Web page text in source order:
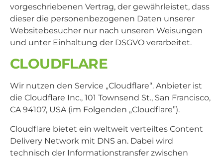
vorgeschriebenen Vertrag, der gewährleistet, dass
dieser die personenbezogenen Daten unserer
Websitebesucher nur nach unseren Weisungen
und unter Einhaltung der DSGVO verarbeitet.
CLOUDFLARE
Wir nutzen den Service „Cloudflare“. Anbieter ist
die Cloudflare Inc., 101 Townsend St., San Francisco,
CA 94107, USA (im Folgenden „Cloudflare”).
Cloudflare bietet ein weltweit verteiltes Content
Delivery Network mit DNS an. Dabei wird
technisch der Informationstransfer zwischen